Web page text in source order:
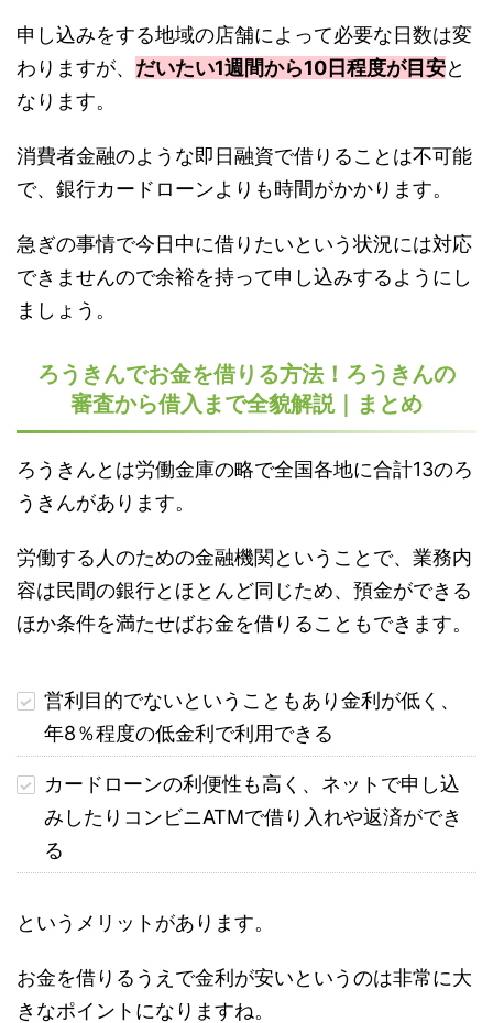
申し込みをする地域の店舗によって必要な日数は変
わりますが、 だいたい1週間から10日程度が目安と
なります。
消費者金融のような即日融資で借りることは不可能
で、銀行カードローンよりも時間がかかります。
急ぎの事情で今日中に借りたいという状況には対応
できませんので余裕を持って申し込みするようにし
ましょう。
ろうきんでお金を借りる方法！ろうきんの
審査から借入まで全貌解説｜まとめ
ろうきんとは労働金庫の略で全国各地に合計13のろ
うきんがあります。
労働する人のための金融機関ということで、業務内
容は民間の銀行とほとんど同じため、預金ができる
ほか条件を満たせばお金を借りることもできます。
営利目的でないということもあり金利が低く、
年8％程度の低金利で利用できる
カードローンの利便性も高く、ネットで申し込
みしたりコンビニATMで借り入れや返済ができ
る
というメリットがあります。
お金を借りるうえで金利が安いというのは非常に大
きなポイントになりますね。